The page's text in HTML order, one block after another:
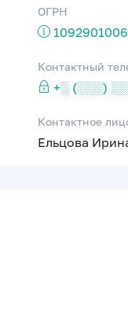
ОГРН
Контактный
+░ (░░░)
Контактное
Ельцова